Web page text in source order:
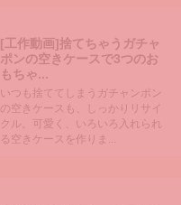
[工作動画]捨てちゃうガチャ
ポンの空きケースで3つのお
もちゃ...
いつも捨ててしまうガチャンポン
の空きケースも、しっかりリサイ
クル。可愛く、いろいろ入れられ
る空きケースを作りま...